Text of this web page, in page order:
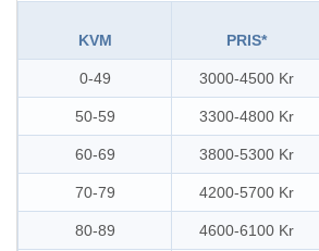
KVM PRIS*
0-49 3000-4500 Kr
50-59 3300-4800 Kr
60-69 3800-5300 Kr
70-79 4200-5700 Kr
80-89 4600-6100 Kr